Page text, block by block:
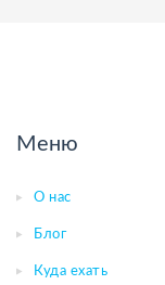
Меню
О нас
Блог
Куда ехать